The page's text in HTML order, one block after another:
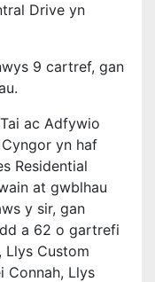
Drive yn
9 cartref, gan
ac Adfywio
yn haf
Residential
at gwblhau
y sir, gan
a 62 o gartrefi
Custom
Connah, Llys